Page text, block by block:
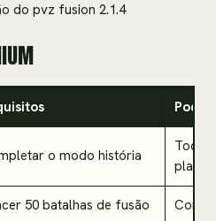
do pvz fusion 2.1.4
o modo história
Todas
50 batalhas de fusão